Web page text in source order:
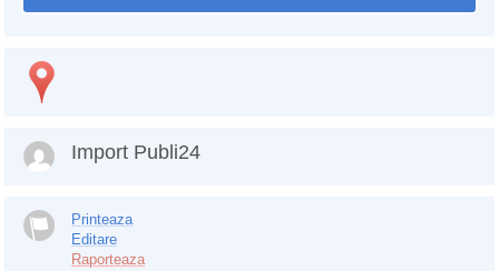
Import Publi24
Printeaza
Editare
Raporteaza